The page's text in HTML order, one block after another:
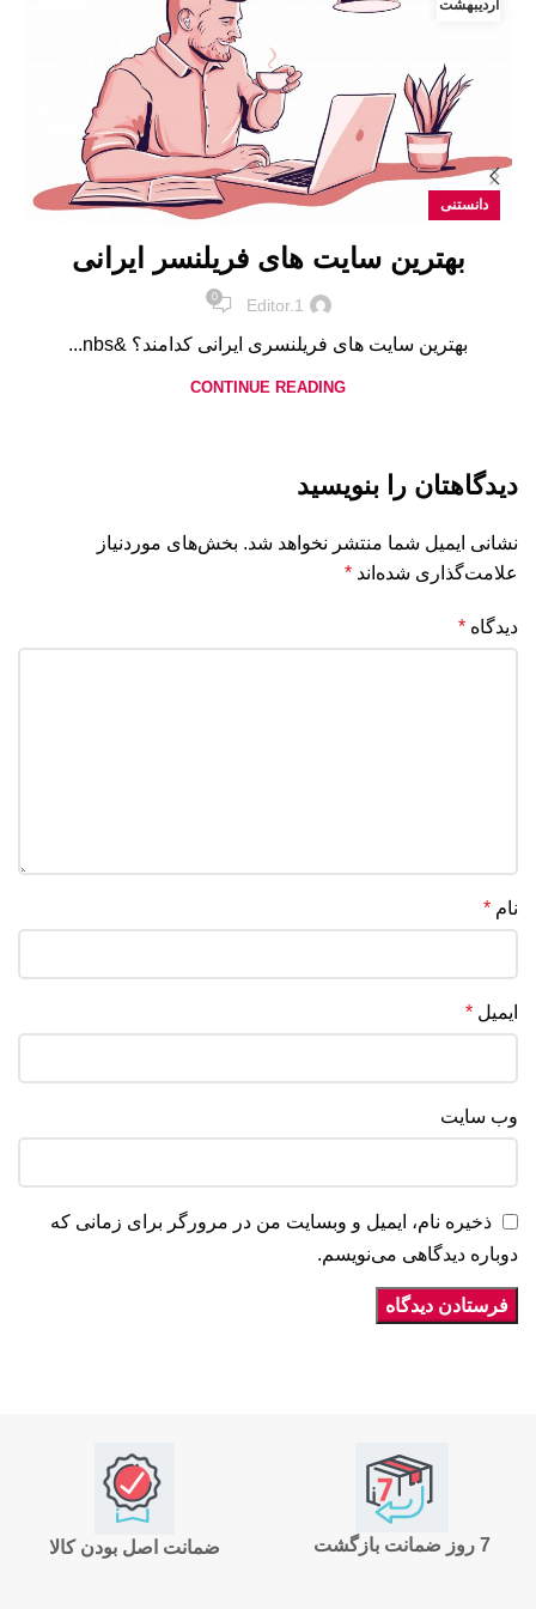
اردیبهشت
دانستنی
بهترین سایت های فریلنسر ایرانی
Editor.1
0
بهترین سایت های فریلنسری ایرانی کدامند؟ &nbs...
CONTINUE READING
دیدگاهتان را بنویسید
نشانی ایمیل شما منتشر نخواهد شد. بخش‌های موردنیاز
علامت‌گذاری شده‌اند *
دیدگاه *
نام *
ایمیل *
وب‌ سایت
ذخیره نام، ایمیل و وبسایت من در مرورگر برای زمانی که
دوباره دیدگاهی می‌نویسم.
ضمانت اصل بودن کالا 7 روز ضمانت بازگشت